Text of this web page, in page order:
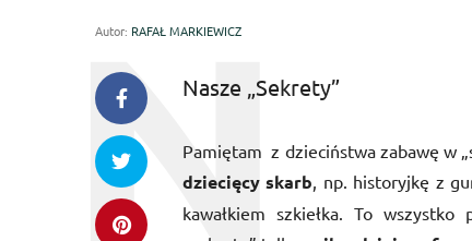
Autor: RAFAŁ MARKIEWICZ
Nasze „Sekrety”
Pamiętam z dzieciństwa zabawę w
dziecięcy skarb, np. historyjkę z
kawałkiem szkiełka. To